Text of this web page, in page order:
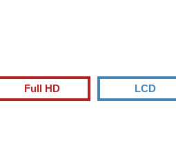
Full HD LCD